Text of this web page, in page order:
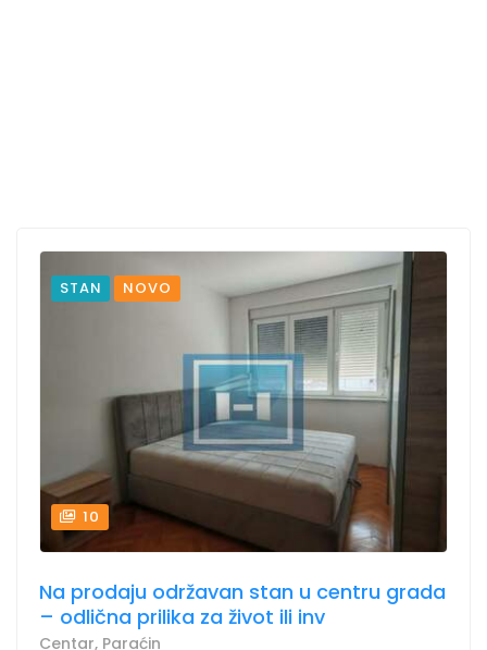
STAN NOVO
10
Na prodaju održavan stan u centru grada
– odlična prilika za život ili inv
Centar, Paraćin